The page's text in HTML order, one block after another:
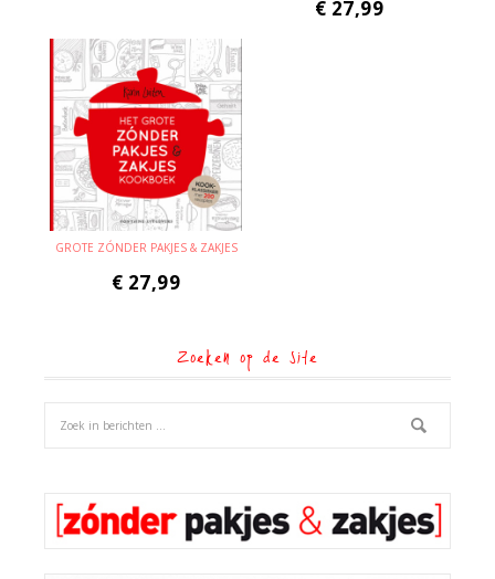
€ 27,99
GROTE ZÓNDER PAKJES & ZAKJES
€ 27,99
Zoeken op de site